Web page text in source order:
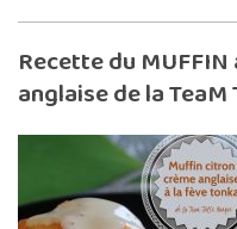
Recette du MUFFIN
anglaise de la